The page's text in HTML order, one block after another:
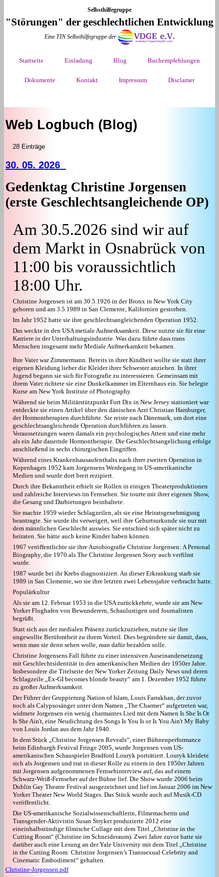
Selbsthilfegruppe
"Störungen" der geschlechtlichen Entwicklung
Eine TIN Selbsthilfegruppe der
Startseite Einladung Blog Buchempfehlungen
Dokumente Kontakt Impressum Disclamer
Web Logbuch (Blog)
28 Einträge
30. 05. 2026
Gedenktag Christine Jorgensen
(erste Geschlechtsangleichende OP)
Am 30.5.2026 sind wir auf
dem Markt in Osnabrück von
11:00 bis voraussichtlich
18:00 Uhr.
Christine Jorgensen ist am 30.5.1926 in der Bronx in New York City
geboren und am 3.5.1989 in San Clemente, Kalifornien gestorben.
Im Jahr 1952 hatte sie ihre geschlechtsangleichenden Operation 1952.
Das weckte in den USA metiale Aufmerksamkeit. Diese nutzte sie für eine
Karriere in der Unterhaltungsindustrie. Was dazu führte dass trans
Menschen insgesamt mehr Mediale Aufmerkamkeit bekamen.
Ihre Vater war Zimmermann. Bereits in ihrer Kindheit wollte sie statt ihrer
eigenen Kleidung lieber die Kleider ihrer Schwester anziehen. In ihrer
Jugend begann sie sich für Fotografie zu interessieren. Gemeinsam mit
ihrem Vater richtete sie eine Dunkelkammer im Elternhaus ein. Sie belegte
Kurse am New York Institute of Photography.
Während sie beim Militärstützpunkt Fort Dix in New Jersey stationiert war
entdeckte sie einen Artikel über den dänischen Arzt Christian Hamburger,
der Hormontherapien durchführte. Sie reiste nach Dänemark, um dort eine
geschlechtsangleichende Operation durchführen zu lassen.
Voraussetzungen waren damals ein psychologisches Attest und eine mehr
als ein Jahr dauernde Hormontherapie. Die Geschlechtsangelichung erfolge
anschließend in sechs chirurgischen Eingriffen.
Während eines Krankenhausaufenthalts nach ihrer zweiten Operation in
Kopenhagen 1952 kam Jorgensens Werdegang in US-amerikanische
Medien und wurde dort breit rezipiert.
Durch ihre Bekanntheit erhielt sie Rollen in einigen Theaterproduktionen
und zahlreiche Interviews im Fernsehen. Sie tourte mit ihrer eigenen Show,
die Gesang und Darbietungen beinhaltete.
Sie machte 1959 wieder Schlagzeilen, als sie eine Heiratsgenehmigung
beantragte. Sie wurde ihr verweigert, weil ihre Geburtsurkunde sie nur mit
dem männlichen Geschlecht auswies. Sie entschied sich später nicht zu
heiraten. Sie hätte auch keine Kinder haben können.
1967 veröffentlichte sie ihre Autobiografie Christine Jorgensen: A Personal
Biography, die 1970 als The Christine Jorgensen Story auch verfilmt
wurde.
1987 wurde bei ihr Krebs diagnostiziert. An dieser Erkrankung starb sie
1989 in San Clemente, wo sie ihre letzten zwei Lebensjahre verbracht hatte.
Populärkultur
Als sie am 12. Februar 1953 in die USA zurückkehrte, wurde sie am New
Yorker Flughafen von Bewunderern, Schaulustigen und Journalisten
begrüßt.
Statt sich aus der medialen Präsenz zurückzuziehen, nutzte sie ihre
ungewollte Berühmtheit zu ihrem Vorteil. Dies begründete sie damit, dass,
wenn man sie denn sehen wolle, man dafür bezahlen solle.
Christine Jorgensens Fall führte zu einer intensiven Auseinandersetzung
mit Geschlechtsidentität in den amerikanischen Medien der 1950er Jahre.
Insbesondere die Titelseite der New Yorker Zeitung Daily News und deren
Schlagzeile „Ex-GI becomes blonde beauty“ am 1. Dezember 1952 führte
zu großer Aufmerksamkeit.
Der Führer der Gruppierung Nation of Islam, Louis Farrakhan, der zuvor
noch als Calypsosänger unter dem Namen „The Charmer“ aufgetreten war,
widmete Jorgensen ein wenig charmantes Lied mit dem Namen Is She Is Or
Is She Ain't, eine Neudichtung des Songs Is You Is or Is You Ain't My Baby
von Louis Jordan aus dem Jahr 1940.
In dem Stück „Christine Jorgensen Reveals“, einer Bühnenperformance
beim Edinburgh Festival Fringe 2005, wurde Jorgensen vom US-
amerikanischen Schauspieler Bradford Louryk porträtiert. Louryk kleidete
sich als Jorgensen und trat in dieser Rolle zu einem in den 1950er Jahren
mit Jorgensen aufgenommenen Fernsehinterview auf, das auf einem
Schwarz-Weiß-Fernseher auf der Bühne lief. Die Show wurde 2006 beim
Dublin Gay Theatre Festival ausgezeichnet und lief im Januar 2006 im New
Yorker Theater New World Stages. Das Stück wurde auch auf Musik-CD
veröffentlicht.
Die US-amerikanische Sozialwissenschaftlerin, Filmemacherin und
Transgender-Aktivistin Susan Stryker produzierte 2012 eine
eineinhalbstündige filmische Collage mit dem Titel „Christine in the
Cutting Room“ (Christine im Schneideraum). Zwei Jahre zuvor hatte sie
darüber auch eine Lesung an der Yale University mit dem Titel „Christine
in the Cutting Room: Christine Jorgensen’s Transsexual Celebrity and
Cinematic Embodiment“ gehalten.
Christine-Jorgensen.pdf